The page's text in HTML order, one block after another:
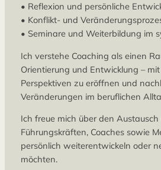
• Reflexion und persönliche
• Konflikt- und
• Seminare und Weiterbildung im
Ich verstehe Coaching als einen
Orientierung und Entwicklung –
Perspektiven zu eröffnen und
Veränderungen im beruflichen
Ich freue mich über den
Führungskräften, Coaches sowie
persönlich weiterentwickeln oder
möchten.